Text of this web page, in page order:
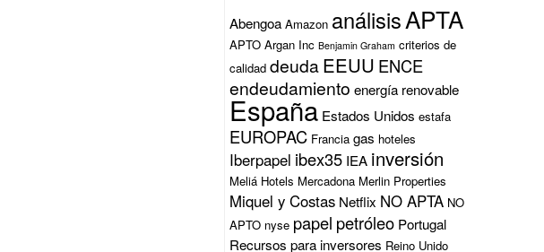
Abengoa Amazon análisisAPTA
APTO Argan Inc Benjamin Graham criterios de
calidad deudaEEUU ENCE
endeudamiento energía renovable
España Estados Unidos estafa
EUROPAC Francia gas hoteles
Iberpapel ibex35 IEA inversión
Meliá Hotels Mercadona Merlin Properties
Miquel y Costas Netflix NO APTA NO
APTO nyse papel petróleo Portugal
Recursos para inversores Reino Unido